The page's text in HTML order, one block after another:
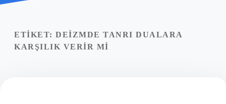
Yasal Uyarı
ETIKET: DEIZMDE TANRI DUALARA
KARŞILIK VERIR MI